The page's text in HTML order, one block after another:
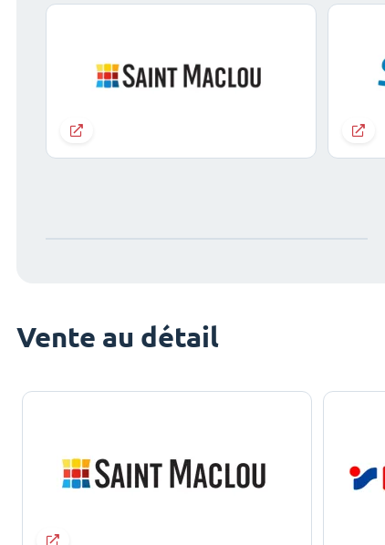
Vente au détail